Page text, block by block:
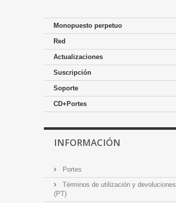
Monopuesto perpetuo
Red
Actualizaciones
Suscripción
Soporte
CD+Portes
INFORMACIÓN
Portes
Términos de utilización y devoluciones
(PT)